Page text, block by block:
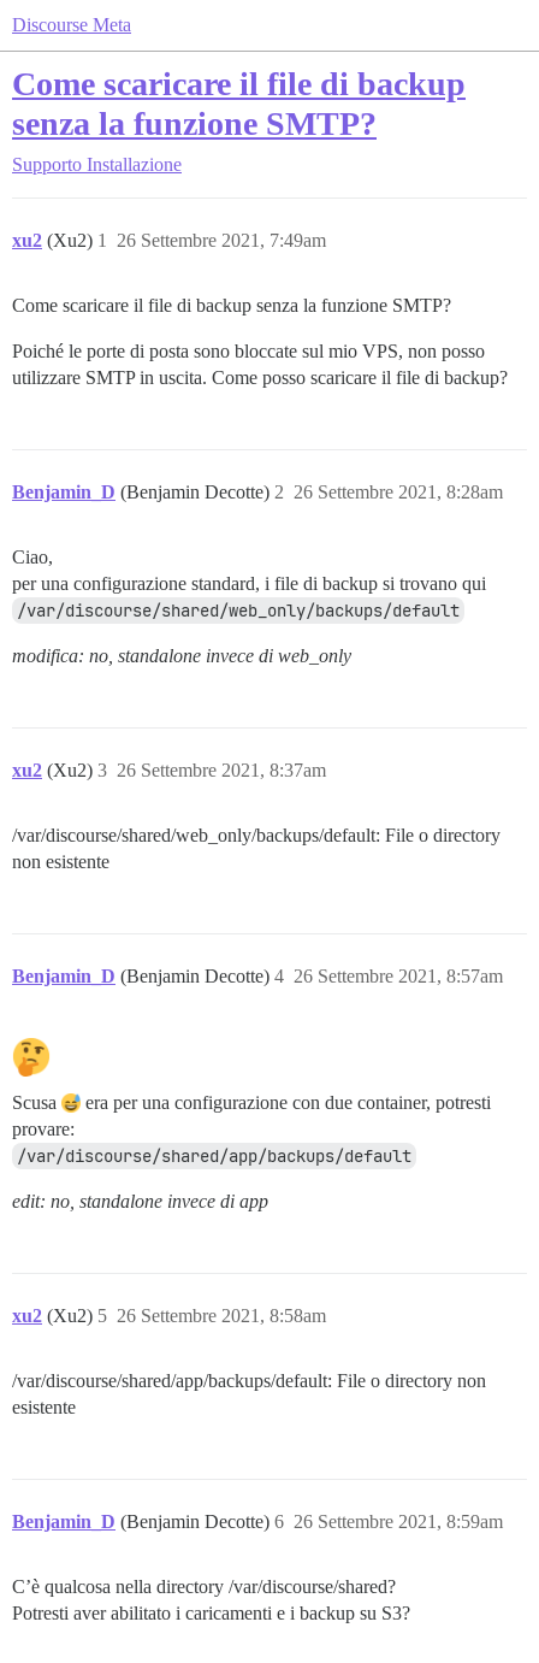
Discourse Meta
Come scaricare il file di backup
senza la funzione SMTP?
Supporto Installazione
xu2 (Xu2) 26 Settembre 2021, 7:49am
1
Come scaricare il file di backup senza la funzione SMTP?
Poiché le porte di posta sono bloccate sul mio VPS, non posso
utilizzare SMTP in uscita. Come posso scaricare il file di backup?
Benjamin_D (Benjamin Decotte) 26 Settembre 2021, 8:28am
2
Ciao,
per una configurazione standard, i file di backup si trovano qui
/var/discourse/shared/web_only/backups/default
modifica: no, standalone invece di web_only
xu2 (Xu2) 26 Settembre 2021, 8:37am
3
/var/discourse/shared/web_only/backups/default: File o directory
non esistente
Benjamin_D (Benjamin Decotte) 26 Settembre 2021, 8:57am
4
Scusa
era per una configurazione con due container, potresti
provare:
/var/discourse/shared/app/backups/default
edit: no, standalone invece di app
xu2 (Xu2) 26 Settembre 2021, 8:58am
5
/var/discourse/shared/app/backups/default: File o directory non
esistente
Benjamin_D (Benjamin Decotte) 26 Settembre 2021, 8:59am
6
C’è qualcosa nella directory /var/discourse/shared?
Potresti aver abilitato i caricamenti e i backup su S3?